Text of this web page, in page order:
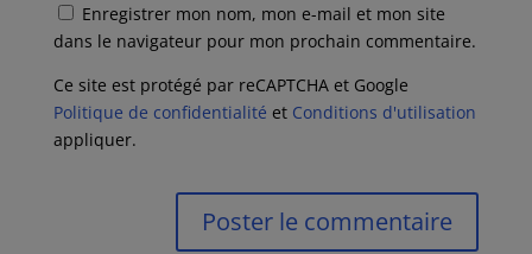
Enregistrer mon nom, mon e-mail et mon site
dans le navigateur pour mon prochain commentaire.
Ce site est protégé par reCAPTCHA et Google
Politique de confidentialité et Conditions d'utilisation
appliquer.